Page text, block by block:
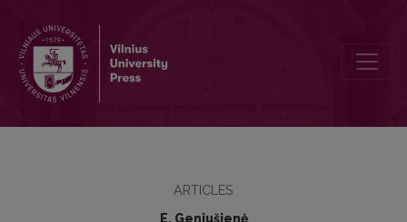
ARTICLES
E. Geniušienė